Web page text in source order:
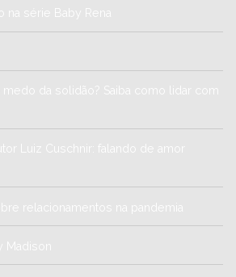
na série Baby Rena
medo da solidão? Saiba como lidar com
Luiz Cuschnir: falando de amor
relacionamentos na pandemia
Madison